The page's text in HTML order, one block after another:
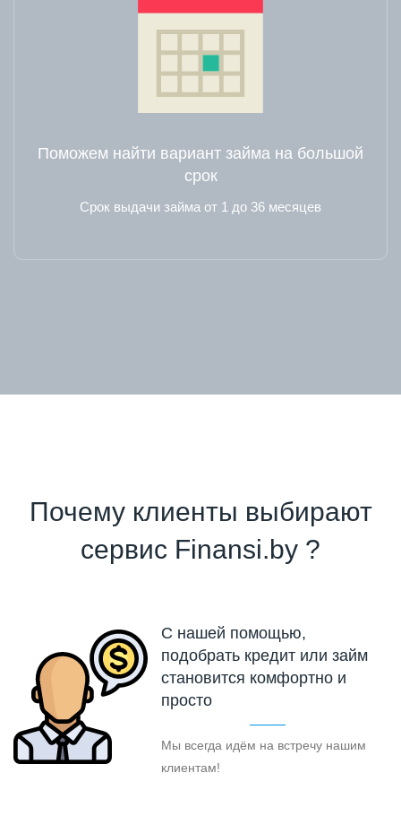
Поможем найти вариант займа на большой
срок
Срок выдачи займа от 1 до 36 месяцев
Почему клиенты выбирают
сервис Finansi.by ?
С нашей помощью,
подобрать кредит или займ
становится комфортно и
просто
Мы всегда идём на встречу нашим
клиентам!